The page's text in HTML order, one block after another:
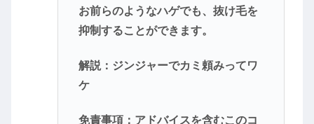
お前らのようなハゲでも、抜け毛を
抑制することができます。
解説：ジンジャーでカミ頼みってワ
ケ
免責事項：アドバイスを含むこのコ